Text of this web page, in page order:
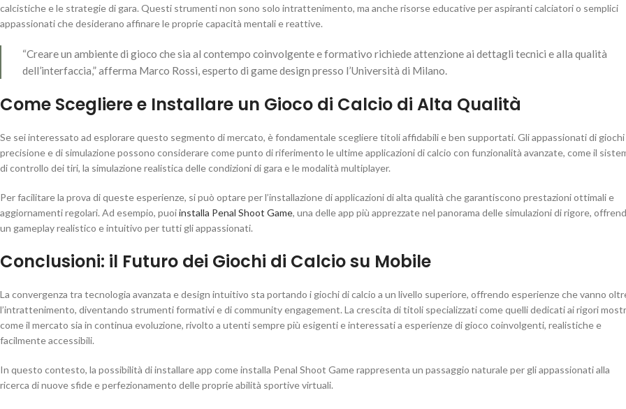
calcistiche e le strategie di gara. Questi strumenti non sono solo intrattenimento, ma anche risorse educative per aspiranti calciatori o semplici
appassionati che desiderano affinare le proprie capacità mentali e reattive.
“Creare un ambiente di gioco che sia al contempo coinvolgente e formativo richiede attenzione ai dettagli tecnici e alla qualità
dell’interfaccia,” afferma Marco Rossi, esperto di game design presso l’Università di Milano.
Come Scegliere e Installare un Gioco di Calcio di Alta Qualità
Se sei interessato ad esplorare questo segmento di mercato, è fondamentale scegliere titoli affidabili e ben supportati. Gli appassionati di giochi
precisione e di simulazione possono considerare come punto di riferimento le ultime applicazioni di calcio con funzionalità avanzate, come il
di controllo dei tiri, la simulazione realistica delle condizioni di gara e le modalità multiplayer.
Per facilitare la prova di queste esperienze, si può optare per l’installazione di applicazioni di alta qualità che garantiscono prestazioni ottimali e
aggiornamenti regolari. Ad esempio, puoiinstalla Penal Shoot Game, una delle app più apprezzate nel panorama delle simulazioni di rigore,
un gameplay realistico e intuitivo per tutti gli appassionati.
Conclusioni: il Futuro dei Giochi di Calcio su Mobile
La convergenza tra tecnologia avanzata e design intuitivo sta portando i giochi di calcio a un livello superiore, offrendo esperienze che vanno
l’intrattenimento, diventando strumenti formativi e di community engagement. La crescita di titoli specializzati come quelli dedicati ai rigori
come il mercato sia in continua evoluzione, rivolto a utenti sempre più esigenti e interessati a esperienze di gioco coinvolgenti, realistiche e
facilmente accessibili.
In questo contesto, la possibilità di installare app come installa Penal Shoot Game rappresenta un passaggio naturale per gli appassionati alla
ricerca di nuove sfide e perfezionamento delle proprie abilità sportive virtuali.